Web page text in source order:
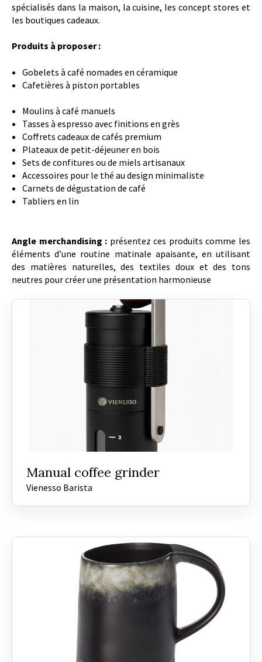
spécialisés dans la maison, la cuisine, les concept stores et
les boutiques cadeaux.
Produits à proposer :
Gobelets à café nomades en céramique
Cafetières à piston portables
Moulins à café manuels
Tasses à espresso avec finitions en grès
Coffrets cadeaux de cafés premium
Plateaux de petit-déjeuner en bois
Sets de confitures ou de miels artisanaux
Accessoires pour le thé au design minimaliste
Carnets de dégustation de café
Tabliers en lin
Angle merchandising : présentez ces produits comme les
éléments d’une routine matinale apaisante, en utilisant
des matières naturelles, des textiles doux et des tons
neutres pour créer une présentation harmonieuse
Manual coffee grinder
Vienesso Barista